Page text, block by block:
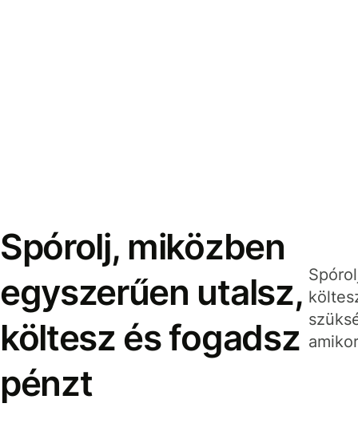
Spórolj, miközben
egyszerűen utalsz,
költesz és fogadsz
pénzt